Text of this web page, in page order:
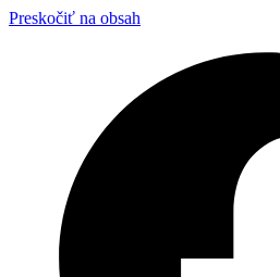
Preskočiť na obsah